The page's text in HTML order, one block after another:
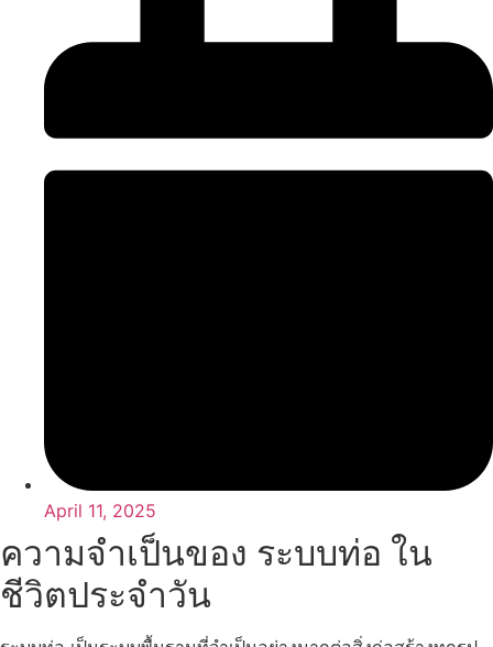
April 11, 2025
ความจำเป็นของ ระบบท่อ ใน
ชีวิตประจำวัน